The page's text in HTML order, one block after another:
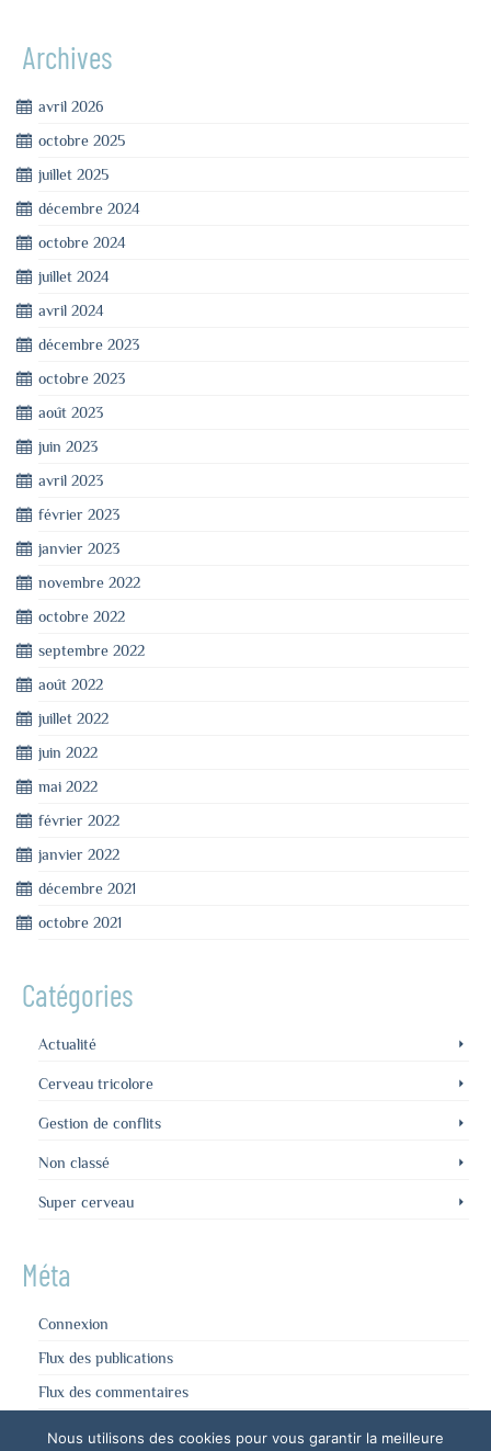
Archives
avril 2026
octobre 2025
juillet 2025
décembre 2024
octobre 2024
juillet 2024
avril 2024
décembre 2023
octobre 2023
août 2023
juin 2023
avril 2023
février 2023
janvier 2023
novembre 2022
octobre 2022
septembre 2022
août 2022
juillet 2022
juin 2022
mai 2022
février 2022
janvier 2022
décembre 2021
octobre 2021
Catégories
Actualité
Cerveau tricolore
Gestion de conflits
Non classé
Super cerveau
Méta
Connexion
Flux des publications
Flux des commentaires
Nous utilisons des cookies pour vous garantir la meilleure